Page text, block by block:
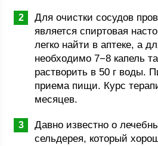
Для очистки сосудов
является спиртовая
легко найти в аптеке, а
необходимо 7−8 капель
растворить в 50 г воды.
приема пищи. Курс
месяцев.
Давно известно о
сельдерея, который